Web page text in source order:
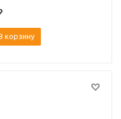
корзину